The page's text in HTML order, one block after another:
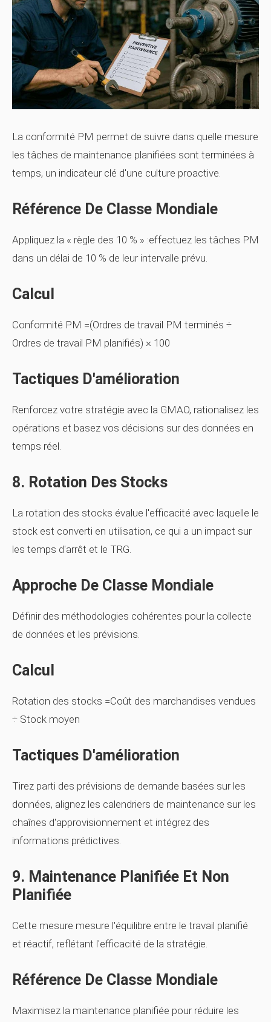
La conformité PM permet de suivre dans quelle mesure
les tâches de maintenance planifiées sont terminées à
temps, un indicateur clé d'une culture proactive.
Référence De Classe Mondiale
Appliquez la « règle des 10 % » :effectuez les tâches PM
dans un délai de 10 % de leur intervalle prévu.
Calcul
Conformité PM =(Ordres de travail PM terminés ÷
Ordres de travail PM planifiés) × 100
Tactiques D'amélioration
Renforcez votre stratégie avec la GMAO, rationalisez les
opérations et basez vos décisions sur des données en
temps réel.
8. Rotation Des Stocks
La rotation des stocks évalue l'efficacité avec laquelle le
stock est converti en utilisation, ce qui a un impact sur
les temps d'arrêt et le TRG.
Approche De Classe Mondiale
Définir des méthodologies cohérentes pour la collecte
de données et les prévisions.
Calcul
Rotation des stocks =Coût des marchandises vendues
÷ Stock moyen
Tactiques D'amélioration
Tirez parti des prévisions de demande basées sur les
données, alignez les calendriers de maintenance sur les
chaînes d'approvisionnement et intégrez des
informations prédictives.
9. Maintenance Planifiée Et Non
Planifiée
Cette mesure mesure l'équilibre entre le travail planifié
et réactif, reflétant l'efficacité de la stratégie.
Référence De Classe Mondiale
Maximisez la maintenance planifiée pour réduire les